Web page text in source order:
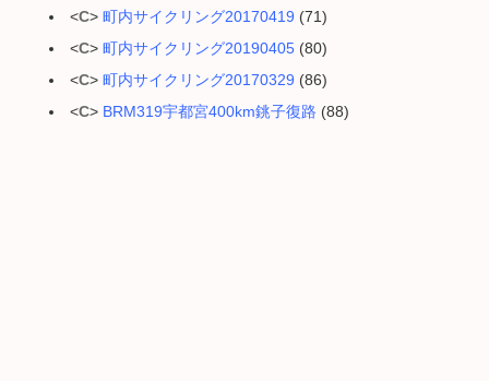
<C> 町内サイクリング20170419 (71)
<C> 町内サイクリング20190405 (80)
<C> 町内サイクリング20170329 (86)
<C> BRM319宇都宮400km銚子復路 (88)